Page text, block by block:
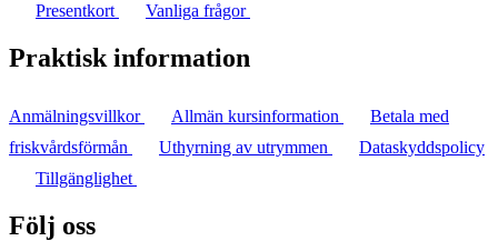
Presentkort
Vanliga frågor
Praktisk information
Anmälningsvillkor Allmän kursinformation
Betala med
friskvårdsförmån
Uthyrning av utrymmen
Dataskyddspolicy
Tillgänglighet
Följ oss